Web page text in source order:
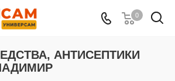
0
АНТИСЕПТИКИ